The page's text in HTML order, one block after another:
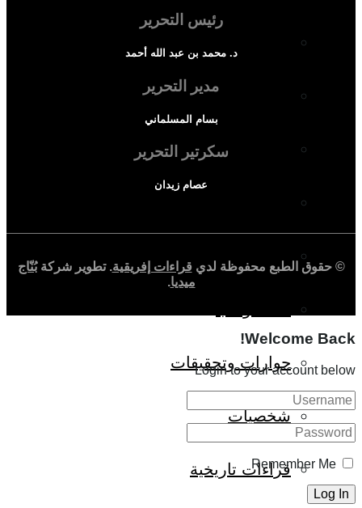
إفريقيا في المؤشرات
الحالة الدينية
الملف الإفريقي
حوارات وتحقيقات
شخصيات
قراءات تاريخية
رئيس التحرير
د. محمد بن عبد الله أحمد
مدير التحرير
بسام المسلماني
سكرتير التحرير
عصام زيدان
© حقوق الطبع محفوظة لدي قراءات إفريقية. تطوير شركةبُنّاج
ميديا.
Welcome Back!
Login to your account below
Remember Me